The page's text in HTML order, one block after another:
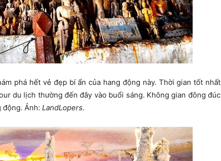
phá hết vẻ đẹp bí ẩn của hang động này. Thời gian tốt nhất
du lịch thường đến đây vào buổi sáng. Không gian đông đúc
động. Ảnh: LandLopers.